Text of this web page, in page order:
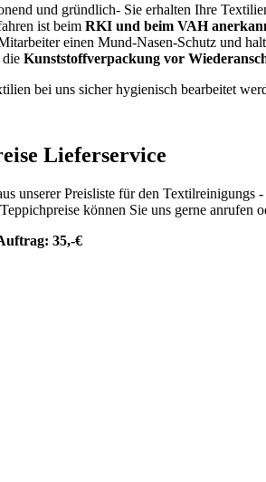
und gründlich- Sie erhalten Ihre
ist beim RKI und beim VAH
einen Mund-Nasen-Schutz und
Kunststoffverpackung vor
bei uns sicher hygienisch bearbeitet
Lieferservice
unserer Preisliste für den Textilreinigungs
können Sie uns gerne anrufen
35,-€